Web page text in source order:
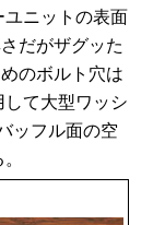
ニットの表面
だがザグッた
のボルト穴は
て大型ワッシ
ッフル面の空